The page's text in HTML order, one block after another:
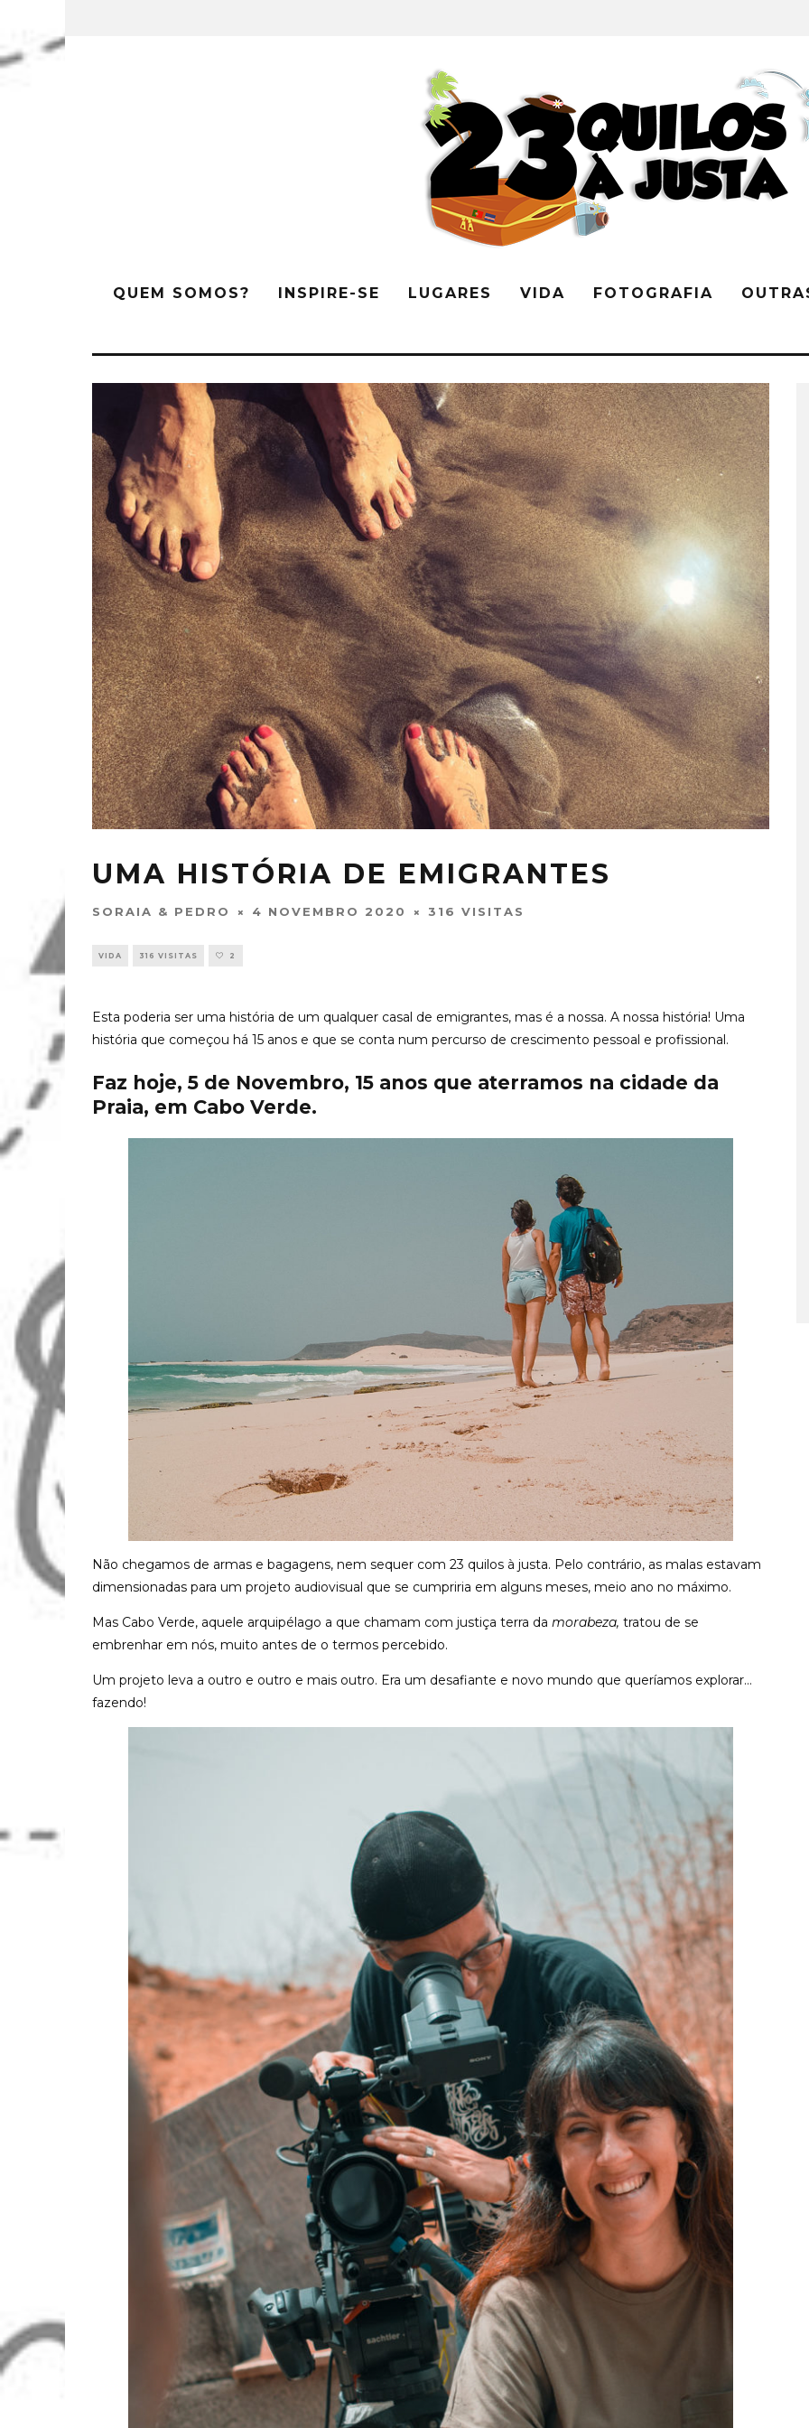
QUEM SOMOS? INSPIRE-SE LUGARES VIDA FOTOGRAFIA
UMA HISTÓRIA DE EMIGRANTES
SORAIA & PEDRO 4 NOVEMBRO 2020 316 VISITAS
VIDA 316 VISITAS 2
Esta poderia ser uma história de um qualquer casal de emigrantes, mas é a nossa. A nossa história! Uma
história que começou há 15 anos e que se conta num percurso de crescimento pessoal e profissional.
Faz hoje, 5 de Novembro, 15 anos que aterramos na cidade da
Praia, em Cabo Verde.
Não chegamos de armas e bagagens, nem sequer com 23 quilos à justa. Pelo contrário, as malas estavam
dimensionadas para um projeto audiovisual que se cumpriria em alguns meses, meio ano no máximo.
Mas Cabo Verde, aquele arquipélago a que chamam com justiça terra da morabeza, tratou de se
embrenhar em nós, muito antes de o termos percebido.
Um projeto leva a outro e outro e mais outro. Era um desafiante e novo mundo que queríamos explorar…
fazendo!